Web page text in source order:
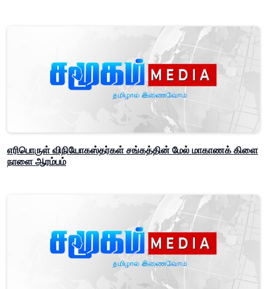
எரிபொருள் விநியோகஸ்தர்கள் சங்கத்தின் மேல் மாகாணக் கிளை
நாளை ஆரம்பம்